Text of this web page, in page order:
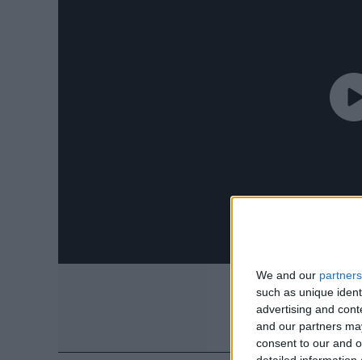
We and our partners
such as unique
advertising and
and our partners
consent to our and